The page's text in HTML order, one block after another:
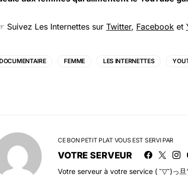
Suivez Les Internettes sur Twitter, Facebook et
FEMME LES INTERNETTES
CE BON PETIT PLAT VOUS EST SERVI PAR
VOTRE SERVEUR
Votre serveur à votre service ( ˘▽˘)っ旦